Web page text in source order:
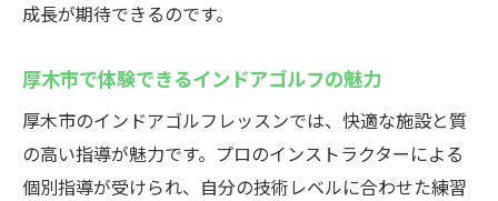
成長が期待できるのです。
厚木市で体験できるインドアゴルフの魅力
厚木市のインドアゴルフレッスンでは、快適な施設と質
の高い指導が魅力です。プロのインストラクターによる
個別指導が受けられ、自分の技術レベルに合わせた練習